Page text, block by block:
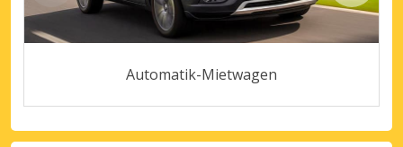
Automatik-Mietwagen